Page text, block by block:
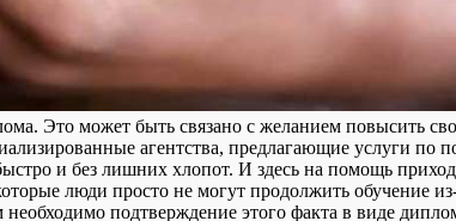
Это может быть связано с желанием повысить
агентства, предлагающие услуги по
и без лишних хлопот. И здесь на помощь
люди просто не могут продолжить обучение
подтверждение этого факта в виде